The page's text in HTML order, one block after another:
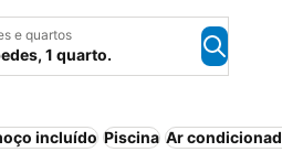
e quartos
1 quarto.
incluído Piscina Ar